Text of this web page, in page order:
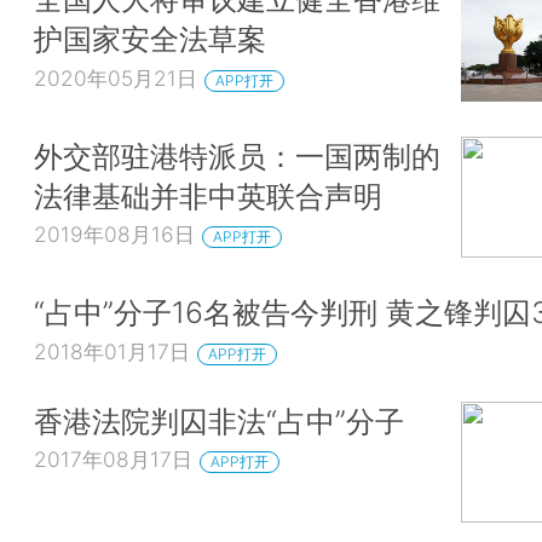
护国家安全法草案
2020年05月21日 APP打开
外交部驻港特派员：一国两制的
法律基础并非中英联合声明
2019年08月16日 APP打开
“占中”分子16名被告今判刑 黄之锋判
2018年01月17日 APP打开
香港法院判囚非法“占中”分子
2017年08月17日 APP打开